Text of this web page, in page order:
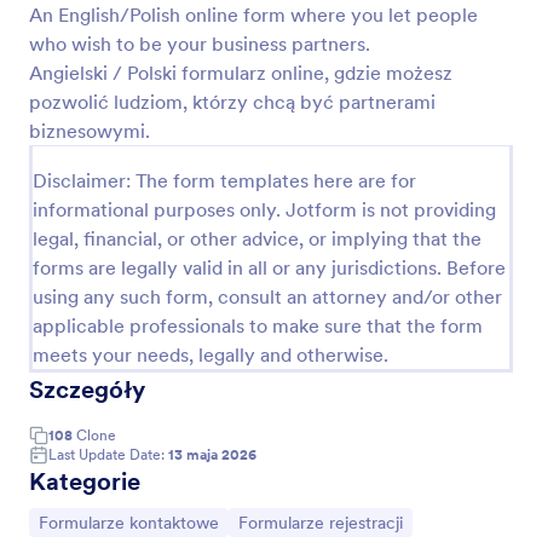
An English/Polish online form where you let people
who wish to be your business partners.
Angielski / Polski formularz online, gdzie możesz
pozwolić ludziom, którzy chcą być partnerami
biznesowymi.
Disclaimer: The form templates here are for
informational purposes only. Jotform is not providing
legal, financial, or other advice, or implying that the
forms are legally valid in all or any jurisdictions. Before
using any such form, consult an attorney and/or other
applicable professionals to make sure that the form
meets your needs, legally and otherwise.
Szczegóły
108 Clone
Last Update Date: 13 maja 2026
Kategorie
Go to Category:
Formularze kontaktowe Go to Category:
Formularze rejestracji
informacje, takie jak czas, cele, wypełnione
zazdania i dodatkowe pytania do kierowników.
Wszystkie informacje będą przechowywane na
Twoim koncie Jotform i dostępne z każdego
urządzenia. Różne branże wymagają różnych
raportów. Za pomocą naszego Kreatora Formularzy
do swoich potrzeb. Przeciągnij dowolne pole, aby
zmienić jego położenie, zmień tło i dodaj logo
swojej firmy. Śledź przesłane informacje integrując
formularze z takimi aplikacjami, jak Slack,
Monday.com, Google Drive lub Salesforce CRM.
Dzięki naszemu darmowemu formularzowi Raportu
Dnia Pracy możesz efektywnie zbierać informacje
od swoich pracowników — bez dodatkowej
papierologi i czasochłonnych codziennych spotkań.
Podgląd